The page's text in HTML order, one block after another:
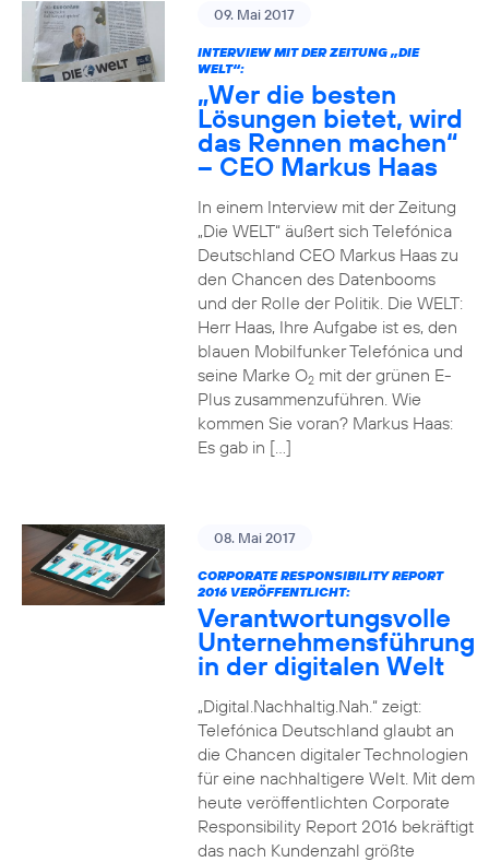
09. Mai 2017
INTERVIEW MIT DER ZEITUNG „DIE
WELT“:
„Wer die besten
Lösungen bietet, wird
das Rennen machen“
– CEO Markus Haas
In einem Interview mit der Zeitung
„Die WELT“ äußert sich Telefónica
Deutschland CEO Markus Haas zu
den Chancen des Datenbooms
und der Rolle der Politik. Die WELT:
Herr Haas, Ihre Aufgabe ist es, den
blauen Mobilfunker Telefónica und
seine Marke O2mit der grünen E-
Plus zusammenzuführen. Wie
kommen Sie voran? Markus Haas:
Es gab in […]
08. Mai 2017
CORPORATE RESPONSIBILITY REPORT
2016 VERÖFFENTLICHT:
Verantwortungsvolle
Unternehmensführung
in der digitalen Welt
„Digital.Nachhaltig.Nah.“ zeigt:
Telefónica Deutschland glaubt an
die Chancen digitaler Technologien
für eine nachhaltigere Welt. Mit dem
heute veröffentlichten Corporate
Responsibility Report 2016 bekräftigt
das nach Kundenzahl größte